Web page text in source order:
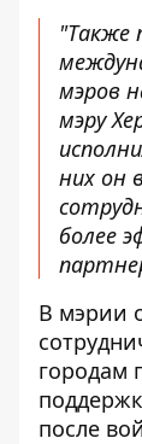
"Также
мэров
мэру
них он
более
В мэрии
городам
после